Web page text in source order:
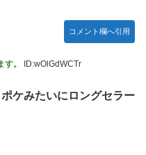
協会、W杯・五輪で複数回の
たことが発覚…（ﾌﾞﾙﾌﾞﾙ」＝
をずっと気にしてたｗ【乃
気の歌』ってガチで名曲
コメント欄へ引用
。 ID:wOlGdWCTr
ケみたいにロングセラー